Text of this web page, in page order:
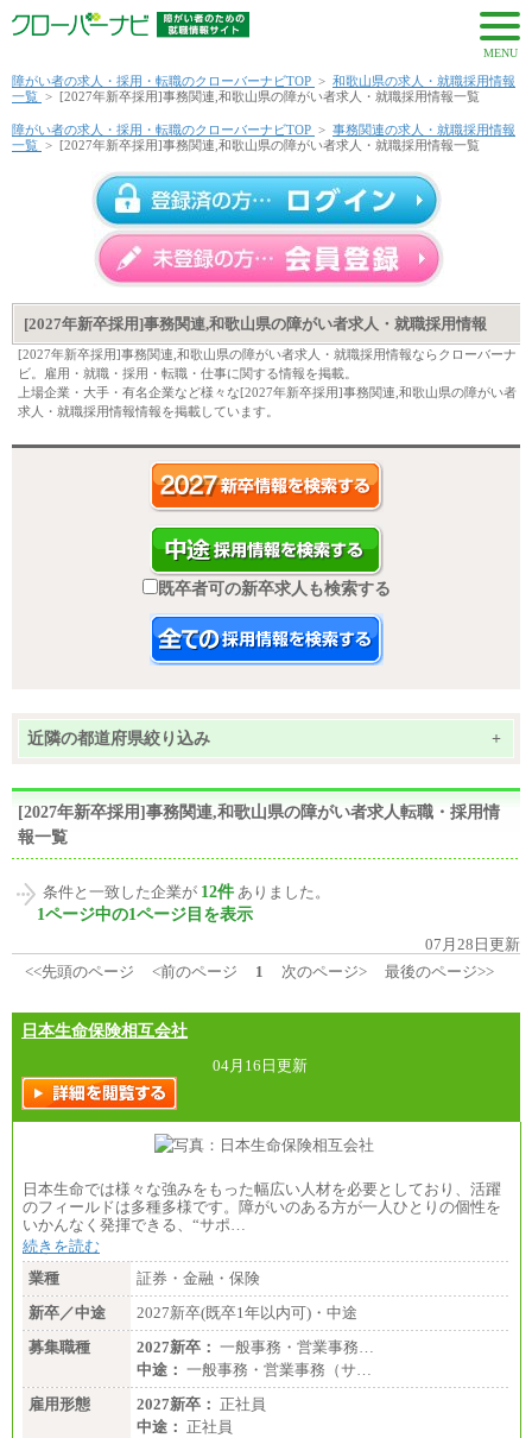
MENU
障がい者の求人・採用・転職のクローバーナビTOP > 和歌山県の求人・就職採用情報
一覧 > [2027年新卒採用]事務関連,和歌山県の障がい者求人・就職採用情報一覧
障がい者の求人・採用・転職のクローバーナビTOP > 事務関連の求人・就職採用情報
一覧 > [2027年新卒採用]事務関連,和歌山県の障がい者求人・就職採用情報一覧
[2027年新卒採用]事務関連,和歌山県の障がい者求人・就職採用情報
[2027年新卒採用]事務関連,和歌山県の障がい者求人・就職採用情報ならクローバーナ
ビ。雇用・就職・採用・転職・仕事に関する情報を掲載。
上場企業・大手・有名企業など様々な[2027年新卒採用]事務関連,和歌山県の障がい者
求人・就職採用情報情報を掲載しています。
既卒者可の新卒求人も検索する
近隣の都道府県絞り込み +
[2027年新卒採用]事務関連,和歌山県の障がい者求人転職・採用情
報一覧
条件と一致した企業が 12件 ありました。
1ページ中の1ページ目を表示
07月28日更新
<<先頭のページ
<前のページ 1 次のページ> 最後のページ>>
日本生命保険相互会社
04月16日更新
日本生命では様々な強みをもった幅広い人材を必要としており、活躍
のフィールドは多種多様です。障がいのある方が一人ひとりの個性を
いかんなく発揮できる、“サポ…
続きを読む
業種
証券・金融・保険
新卒／中途
2027新卒(既卒1年以内可)・中途
募集職種
2027新卒： 一般事務・営業事務…
中途： 一般事務・営業事務（サ…
雇用形態
2027新卒： 正社員
中途： 正社員